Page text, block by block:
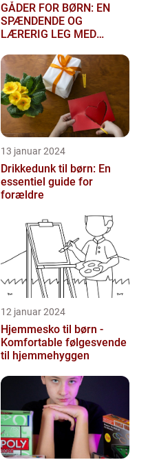
GÅDER FOR BØRN: EN
SPÆNDENDE OG
LÆRERIG LEG MED
13 januar 2024
Drikkedunk til børn: En
essentiel guide for
forældre
12 januar 2024
Hjemmesko til børn -
Komfortable følgesvende
til hjemmehyggen